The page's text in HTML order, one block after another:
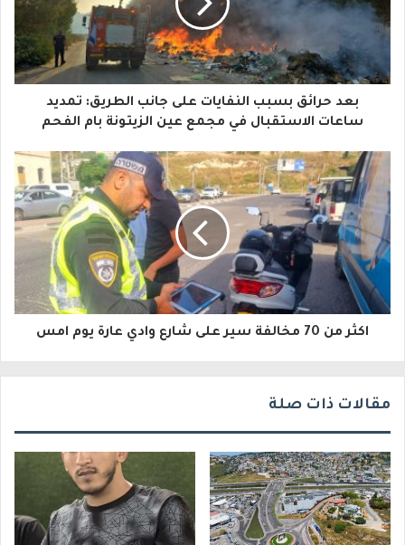
د
ا
إ
ل
ك
ت
و
ي
بعد حرائق بسبب النفايات على جانب الطريق: تمديد
ساعات الاستقبال في مجمع عين الزيتونة بام الفحم
اكثر من 70 مخالفة سير على شارع وادي عارة يوم امس
مقالات ذات صلة